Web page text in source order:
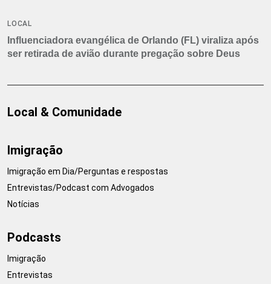
LOCAL
Influenciadora evangélica de Orlando (FL) viraliza após
ser retirada de avião durante pregação sobre Deus
Local & Comunidade
Imigração
Imigração em Dia/Perguntas e respostas
Entrevistas/Podcast com Advogados
Notícias
Podcasts
Imigração
Entrevistas